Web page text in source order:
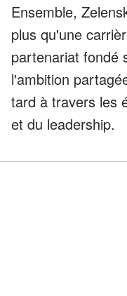
Ensemble,
plus qu'une
partenariat fondé
l'ambition
tard à travers les
et du leadership.